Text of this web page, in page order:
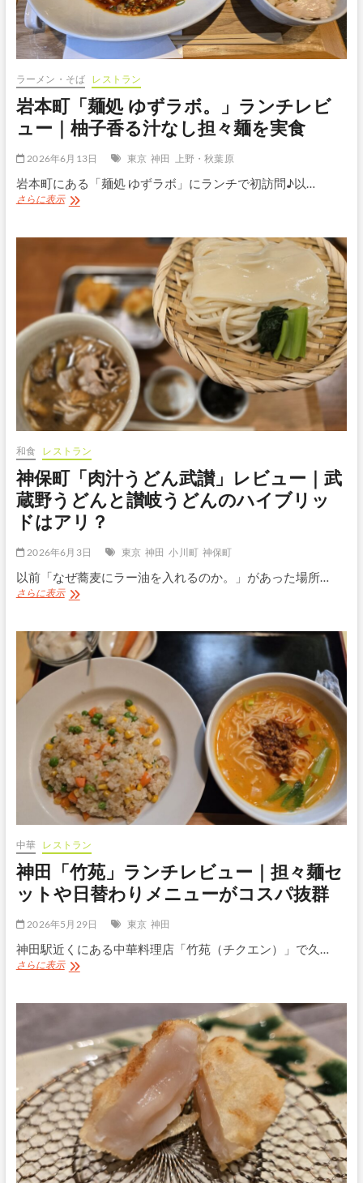
類
超
の
麻
辣
湯
ラ
ン
は
味
し
テ
ム
料
金
も
紹
介
ラーメン・そば レストラン
岩本町「麺処 ゆずラボ。」ランチレビ
ュー｜柚子香る汁なし担々麺を実食
2026年6月13日 東京 神田 上野・秋葉原
岩本町にある「麺処 ゆずラボ」にランチで初訪問♪以…
さらに表示岩
「麺
ゆ
ラ
ボ。」
ン
チ
レ
ビ
ュ
ー
｜
柚
子
香
る
汁
な
担々
を
実
和食 レストラン
神保町「肉汁うどん武讃」レビュー｜武
蔵野うどんと讃岐うどんのハイブリッ
ドはアリ？
2026年6月3日 東京 神田 小川町 神保町
以前「なぜ蕎麦にラー油を入れるのか。」があった場所…
さらに表示神
「肉
汁
う
武
讃」
レ
ビ
ュ
ー
｜
武
蔵
野
う
ど
と
岐
ど
ん
リ
ド
は
ア
リ？
中華 レストラン
神田「竹苑」ランチレビュー｜担々麺セ
ットや日替わりメニューがコスパ抜群
2026年5月29日 東京 神田
神田駅近くにある中華料理店「竹苑（チクエン）」で久…
さらに表示神
苑」
チ
レ
ビ
ュ
ー
｜
担々
麺
セ